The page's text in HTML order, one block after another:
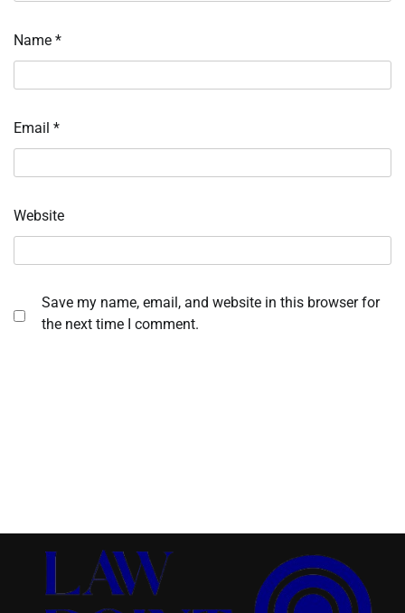
Name *
Email *
Website
Save my name, email, and website in this browser for
the next time I comment.